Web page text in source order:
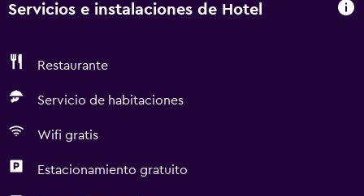
Servicios e instalaciones de Hotel
Restaurante
Servicio de habitaciones
Wifi gratis
Estacionamiento gratuito